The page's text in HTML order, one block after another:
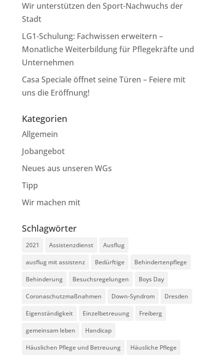
Wir unterstützen den Sport-Nachwuchs der
Stadt
LG1-Schulung: Fachwissen erweitern –
Monatliche Weiterbildung für Pflegekräfte und
Unternehmen
Casa Speciale öffnet seine Türen – Feiere mit
uns die Eröffnung!
Kategorien
Allgemein
Jobangebot
Neues aus unseren WGs
Tipp
Wir machen mit
Schlagwörter
2021 Assistenzdienst Ausflug
ausflug mit assistenz Bedürftige Behindertenpflege
Behinderung Besuchsregelungen Boys Day
Coronaschutzmaßnahmen Down-Syndrom Dresden
Eigenständigkeit Einzelbetreuung Freiberg
gemeinsam leben Handicap
Häuslichen Pflege und Betreuung Häusliche Pflege